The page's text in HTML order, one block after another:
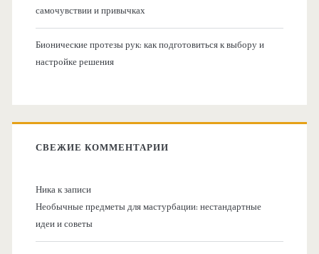
самочувствии и привычках
Бионические протезы рук: как подготовиться к выбору и
настройке решения
СВЕЖИЕ КОММЕНТАРИИ
Никак записи
Необычные предметы для мастурбации: нестандартные
идеи и советы